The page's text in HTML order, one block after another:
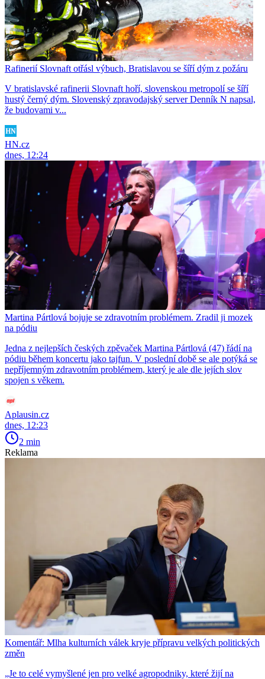
Rafinerií Slovnaft otřásl výbuch, Bratislavou se šíří dým z požáru
V bratislavské rafinerii Slovnaft hoří, slovenskou metropolí se šíří
hustý černý dým. Slovenský zpravodajský server Denník N napsal,
že budovami v...
HN.cz
dnes, 12:24
Martina Pártlová bojuje se zdravotním problémem. Zradil ji mozek
na pódiu
Jedna z nejlepších českých zpěvaček Martina Pártlová (47) řádí na
pódiu během koncertu jako tajfun. V poslední době se ale potýká se
nepříjemným zdravotním problémem, který je ale dle jejích slov
spojen s věkem.
Aplausin.cz
dnes, 12:23
2 min
Reklama
Komentář: Mlha kulturních válek kryje přípravu velkých politických
změn
„Je to celé vymyšlené jen pro velké agropodniky, které žijí na